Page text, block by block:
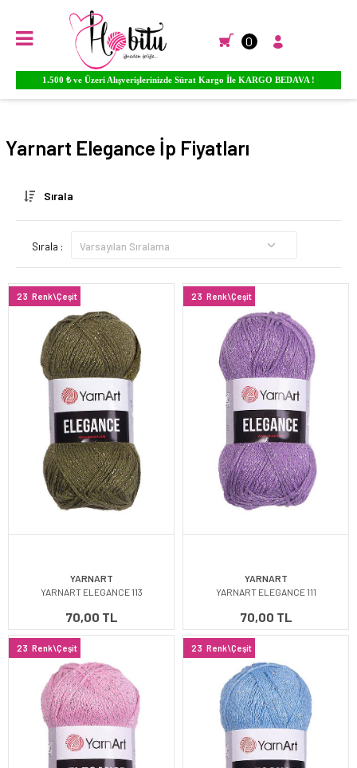
0
1.500 ₺ ve Üzeri Alışverişlerinizde Sürat Kargo İle KARGO BEDAVA !
Anasayfa EL ÖRGÜ İPLİKLERİ Yarnart El Örgü İpleri Elegance
Yarnart Elegance İp Fiyatları
Sırala
Sırala :
23 Renk\Çeşit
YARNART
YARNART ELEGANCE 113
70,00 TL
23 Renk\Çeşit
YARNART
YARNART ELEGANCE 111
70,00 TL
23 Renk\Çeşit 23 Renk\Çeşit